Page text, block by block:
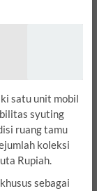
satu unit mobil
syuting
ruang tamu
koleksi
Rupiah.
sebagai